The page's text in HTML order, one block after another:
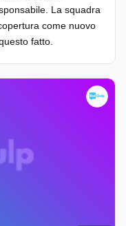
La squadra
come nuovo
fatto.